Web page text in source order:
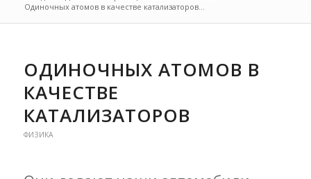
Одиночных атомов в качестве катализаторов...
ОДИНОЧНЫХ АТОМОВ В
КАЧЕСТВЕ
КАТАЛИЗАТОРОВ
ФИЗИКА